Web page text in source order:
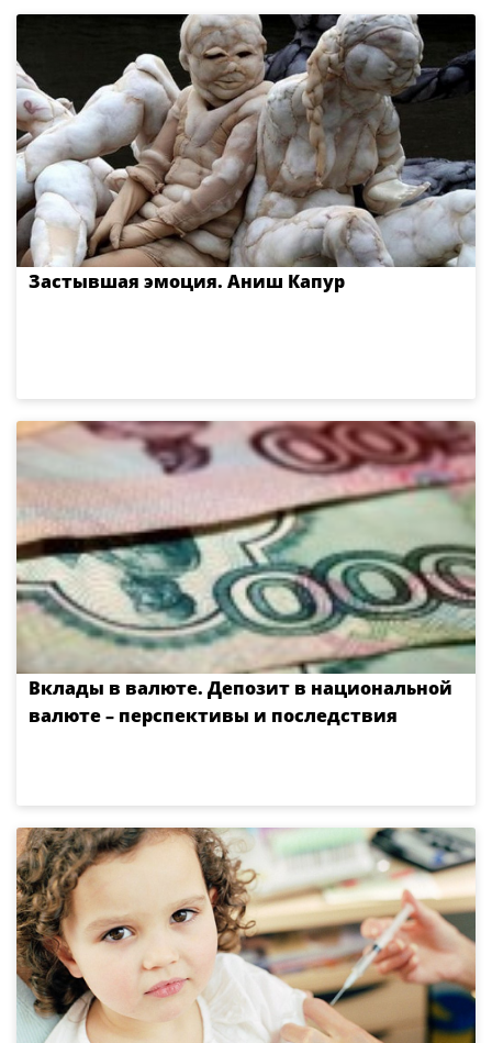
Застывшая эмоция. Аниш Капур
Вклады в валюте. Депозит в национальной
валюте – перспективы и последствия